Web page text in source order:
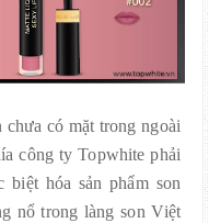
có mặt trong ngoài
công ty Topwhite phải
hóa sản phẩm son
nổ trong làng son Việt